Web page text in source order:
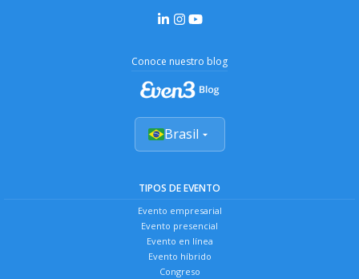
Conoce nuestro blog
Brasil
TIPOS DE EVENTO
Evento empresarial
Evento presencial
Evento en línea
Evento híbrido
Congreso